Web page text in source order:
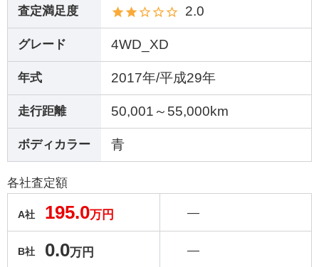
査定満足度 2.0
グレード 4WD_XD
年式 2017年/平成29年
走行距離 50,001～55,000km
ボディカラー 青
各社査定額
A社 195.0万円
B社 0.0万円
―
―